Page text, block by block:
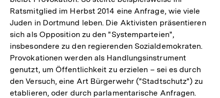
Ratsmitglied im Herbst 2014 eine Anfrage, wie viele
Juden in Dortmund leben. Die Aktivisten präsentieren
sich als Opposition zu den "Systemparteien",
insbesondere zu den regierenden Sozialdemokraten.
Provokationen werden als Handlungsinstrument
genutzt, um Öffentlichkeit zu erzielen – sei es durch
den Versuch, eine Art Bürgerwehr ("Stadtschutz") zu
etablieren, oder durch parlamentarische Anfragen.